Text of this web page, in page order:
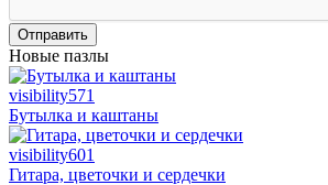
Отправить
Новые пазлы
visibility571
Бутылка и каштаны
visibility601
Гитара, цветочки и сердечки